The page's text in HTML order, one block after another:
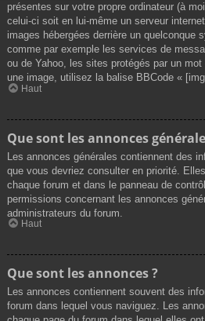
présentes sur votre propre ordinateur (à
celui-ci soit en lui-même un serveur
images hébergées derrière un quelconque
comme par exemple les services de
ou de Yahoo, les sites protégés par un
une image, utilisez la balise BBCode «
Haut
Que sont les annonces
Les annonces générales contiennent des
que vous devriez consulter en priorité.
chaque forum et dans le panneau de
permissions concernant les annonces
administrateurs du forum.
Haut
Que sont les annonces ?
Les annonces contiennent souvent des
forum dans lequel vous naviguez. Les